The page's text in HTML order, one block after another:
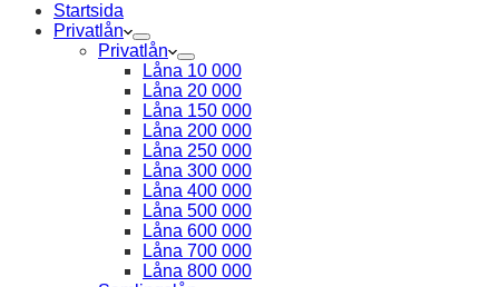
Startsida
Privatlån
Privatlån
Låna 10 000
Låna 20 000
Låna 150 000
Låna 200 000
Låna 250 000
Låna 300 000
Låna 400 000
Låna 500 000
Låna 600 000
Låna 700 000
Låna 800 000